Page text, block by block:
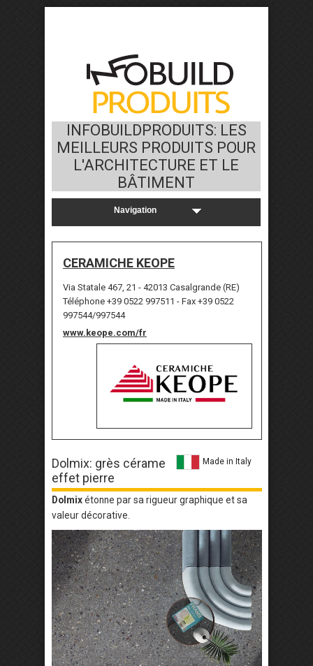
INFOBUILDPRODUITS: LES
MEILLEURS PRODUITS POUR
L'ARCHITECTURE ET LE
BÂTIMENT
CERAMICHE KEOPE
Via Statale 467, 21 - 42013 Casalgrande (RE)
Téléphone +39 0522 997511 - Fax +39 0522
997544/997544
www.keope.com/fr
Dolmix: grès cérame
effet pierre
Made in Italy
Dolmixétonne par sa rigueur graphique et sa
valeur décorative.